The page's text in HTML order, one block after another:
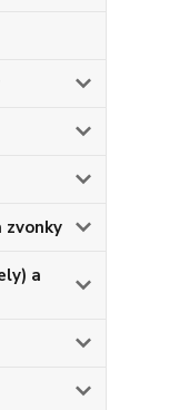
zvonky
a